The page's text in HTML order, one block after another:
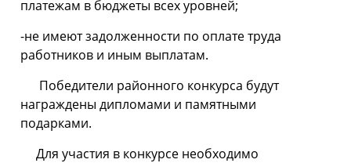
платежам в бюджеты всех уровней;
-не имеют задолженности по оплате труда
работников и иным выплатам.
Победители районного конкурса будут
награждены дипломами и памятными
подарками.
Для участия в конкурсе необходимо